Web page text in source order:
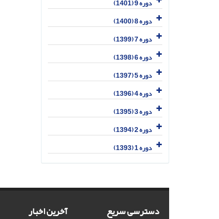
دوره 9 (1401)
دوره 8 (1400)
دوره 7 (1399)
دوره 6 (1398)
دوره 5 (1397)
دوره 4 (1396)
دوره 3 (1395)
دوره 2 (1394)
دوره 1 (1393)
دسترسی سریع آخرین اخبار